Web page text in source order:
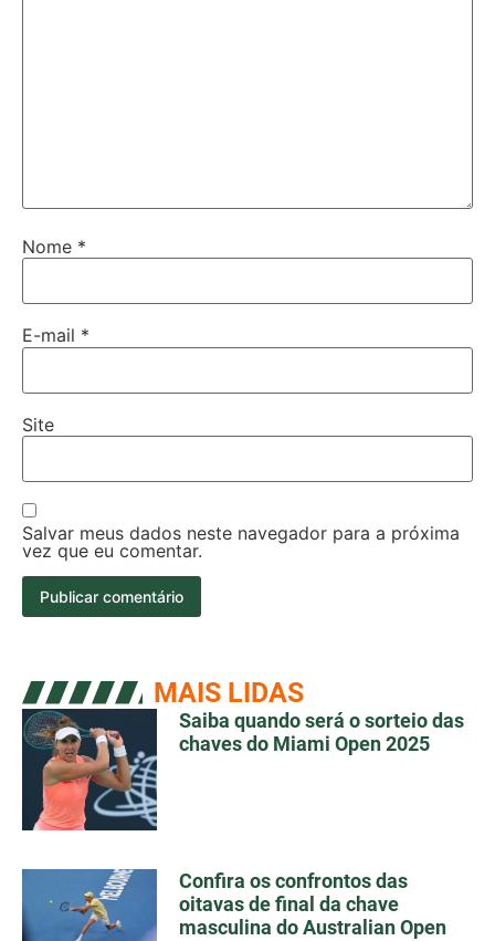
Nome *
E-mail *
Site
Salvar meus dados neste navegador para a próxima
vez que eu comentar.
MAIS LIDAS
Saiba quando será o sorteio das
chaves do Miami Open 2025
Confira os confrontos das
oitavas de final da chave
masculina do Australian Open